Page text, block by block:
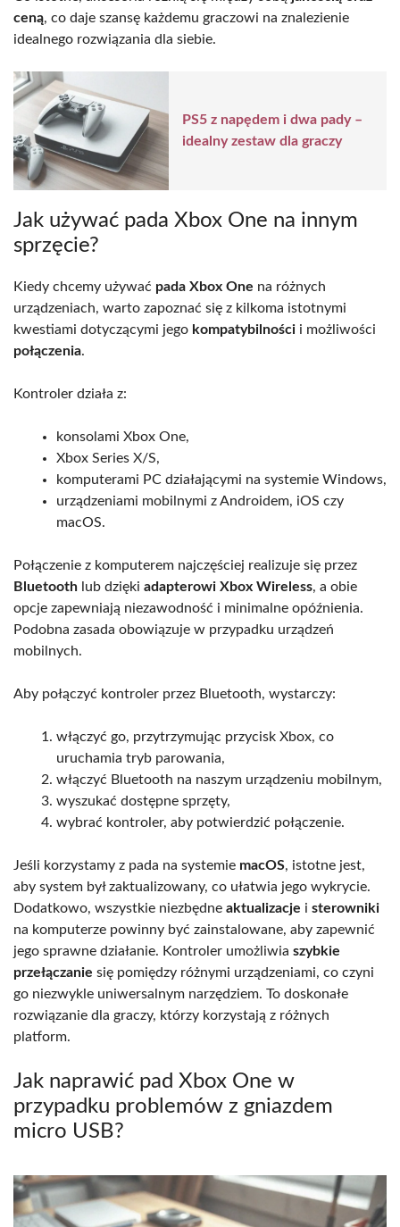
ceną, co daje szansę każdemu graczowi na znalezienie
idealnego rozwiązania dla siebie.
PS5 z napędem i dwa pady –
idealny zestaw dla graczy
Jak używać pada Xbox One na innym
sprzęcie?
Kiedy chcemy używać pada Xbox One na różnych
urządzeniach, warto zapoznać się z kilkoma istotnymi
kwestiami dotyczącymi jego kompatybilności i możliwości
połączenia.
Kontroler działa z:
konsolami Xbox One,
Xbox Series X/S,
komputerami PC działającymi na systemie Windows,
urządzeniami mobilnymi z Androidem, iOS czy
macOS.
Połączenie z komputerem najczęściej realizuje się przez
Bluetooth lub dzięki adapterowi Xbox Wireless, a obie
opcje zapewniają niezawodność i minimalne opóźnienia.
Podobna zasada obowiązuje w przypadku urządzeń
mobilnych.
Aby połączyć kontroler przez Bluetooth, wystarczy:
włączyć go, przytrzymując przycisk Xbox, co
uruchamia tryb parowania,
włączyć Bluetooth na naszym urządzeniu mobilnym,
wyszukać dostępne sprzęty,
wybrać kontroler, aby potwierdzić połączenie.
Jeśli korzystamy z pada na systemie macOS, istotne jest,
aby system był zaktualizowany, co ułatwia jego wykrycie.
Dodatkowo, wszystkie niezbędne aktualizacje i sterowniki
na komputerze powinny być zainstalowane, aby zapewnić
jego sprawne działanie. Kontroler umożliwia szybkie
przełączanie się pomiędzy różnymi urządzeniami, co czyni
go niezwykle uniwersalnym narzędziem. To doskonałe
rozwiązanie dla graczy, którzy korzystają z różnych
platform.
Jak naprawić pad Xbox One w
przypadku problemów z gniazdem
micro USB?